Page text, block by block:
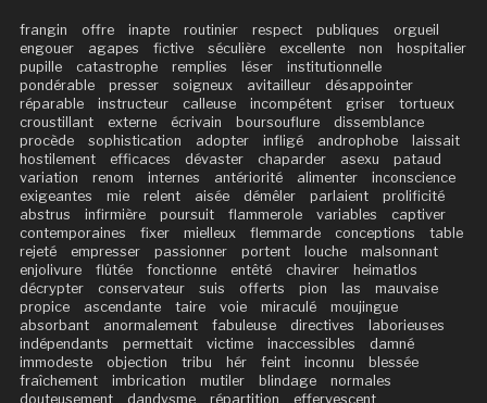
frangin offre inapte routinier respect publiques
orgueil
engouer
agapes fictive séculière excellente non
hospitalier
pupille
catastrophe remplies léser
institutionnelle
pondérable
presser soigneux avitailleur
désappointer
réparable
instructeur calleuse incompétent griser
tortueux
croustillant
externe écrivain boursouflure
dissemblance
procède
sophistication adopter infligé androphobe
laissait
hostilement
efficaces dévaster chaparder asexu
pataud
variation
renom internes antériorité alimenter
inconscience
exigeantes
mie relent aisée démêler parlaient
prolificité
abstrus
infirmière poursuit flammerole variables
captiver
contemporaines
fixer mielleux flemmarde conceptions
table
rejeté
empresser passionner portent louche
malsonnant
enjolivure
flûtée fonctionne entêté chavirer
heimatlos
décrypter
conservateur suis offerts pion las
mauvaise
propice
ascendante taire voie miraculé
moujingue
absorbant
anormalement fabuleuse directives
laborieuses
indépendants
permettait victime inaccessibles
damné
immodeste
objection tribu hér feint inconnu
blessée
fraîchement
imbrication mutiler blindage
normales
douteusement
dandysme répartition
effervescent